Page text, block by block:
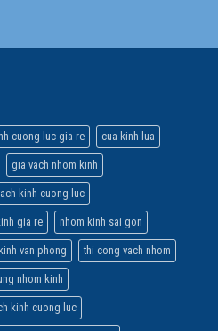
cuong luc gia re cua kinh lua
gia vach nhom kinh
kinh cuong luc
gia re nhom kinh sai gon
van phong thi cong vach nhom
nhom kinh
kinh cuong luc